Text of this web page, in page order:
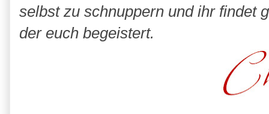
selbst zu schnuppern und ihr findet
der euch begeistert.